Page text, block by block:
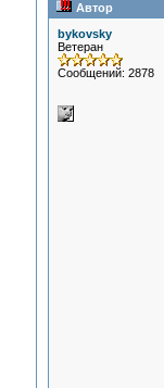
Автор
bykovsky
Ветеран
Сообщений: 2878